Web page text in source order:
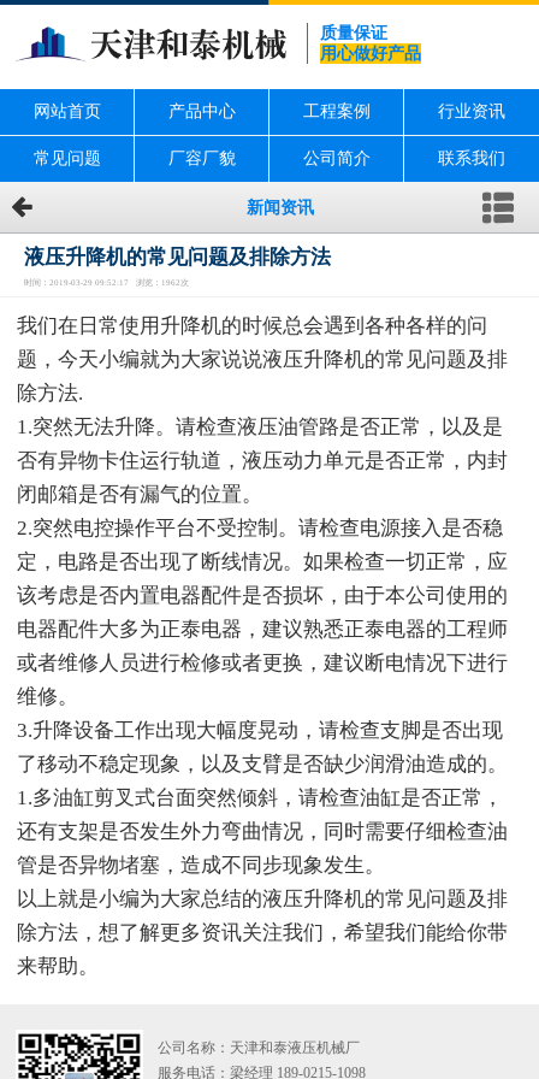
质量保证
用心做好产品
网站首页 产品中心 工程案例 行业资讯
常见问题 厂容厂貌 公司简介 联系我们
新闻资讯
液压升降机的常见问题及排除方法
时间：2019-03-29 09:52:17 浏览：1962次
我们在日常使用升降机的时候总会遇到各种各样的问
题，今天小编就为大家说说液压升降机的常见问题及排
除方法.
1.突然无法升降。请检查液压油管路是否正常，以及是
否有异物卡住运行轨道，液压动力单元是否正常，内封
闭邮箱是否有漏气的位置。
2.突然电控操作平台不受控制。请检查电源接入是否稳
定，电路是否出现了断线情况。如果检查一切正常，应
该考虑是否内置电器配件是否损坏，由于本公司使用的
电器配件大多为正泰电器，建议熟悉正泰电器的工程师
或者维修人员进行检修或者更换，建议断电情况下进行
维修。
3.升降设备工作出现大幅度晃动，请检查支脚是否出现
了移动不稳定现象，以及支臂是否缺少润滑油造成的。
1.多油缸剪叉式台面突然倾斜，请检查油缸是否正常，
还有支架是否发生外力弯曲情况，同时需要仔细检查油
管是否异物堵塞，造成不同步现象发生。
以上就是小编为大家总结的液压升降机的常见问题及排
除方法，想了解更多资讯关注我们，希望我们能给你带
来帮助。
公司名称：天津和泰液压机械厂
服务电话：梁经理 189-0215-1098